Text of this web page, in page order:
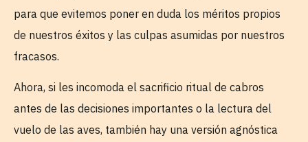
para que evitemos poner en duda los méritos propios
de nuestros éxitos y las culpas asumidas por nuestros
fracasos.
Ahora, si les incomoda el sacrificio ritual de cabros
antes de las decisiones importantes o la lectura del
vuelo de las aves, también hay una versión agnóstica